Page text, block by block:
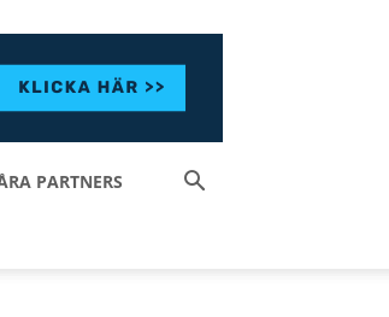
PARTNERS